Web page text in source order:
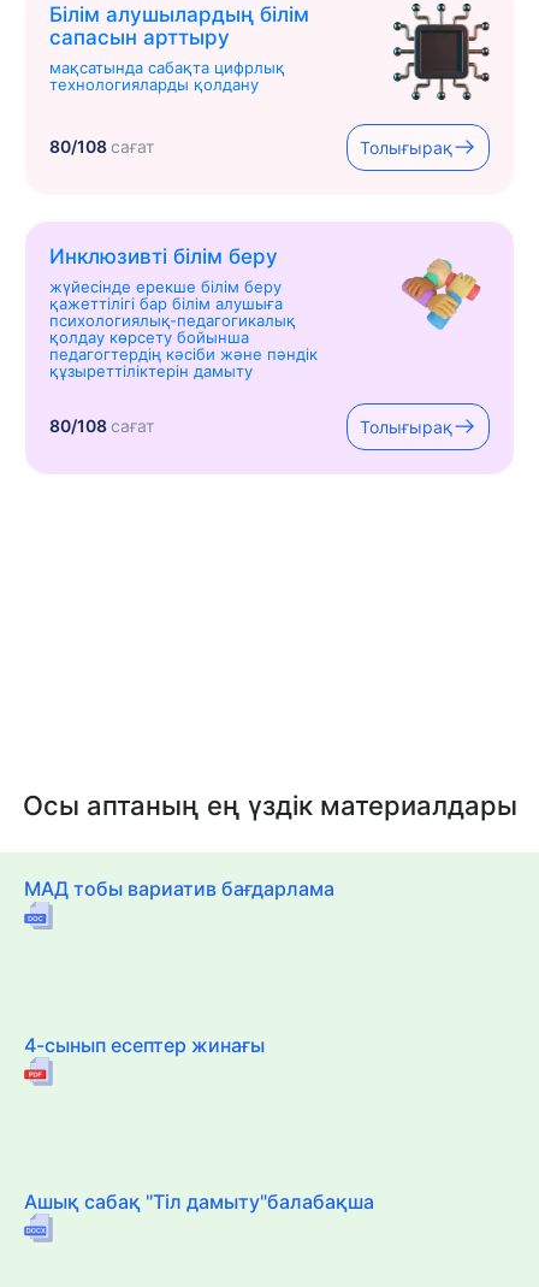
Білім алушылардың білім
сапасын арттыру
мақсатында сабақта цифрлық
технологияларды қолдану
80/108сағат Толығырақ
Инклюзивті білім беру
жүйесінде ерекше білім беру
қажеттілігі бар білім алушыға
психологиялық-педагогикалық
қолдау көрсету бойынша
педагогтердің кәсіби және пәндік
құзыреттіліктерін дамыту
80/108сағат Толығырақ
Осы аптаның ең үздік материалдары
МАД тобы вариатив бағдарлама
4-сынып есептер жинағы
Ашық сабақ "Тіл дамыту"балабақша